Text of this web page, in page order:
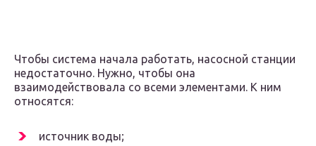
Чтобы система начала работать, насосной станции
недостаточно. Нужно, чтобы она
взаимодействовала со всеми элементами. К ним
относятся:
источник воды;